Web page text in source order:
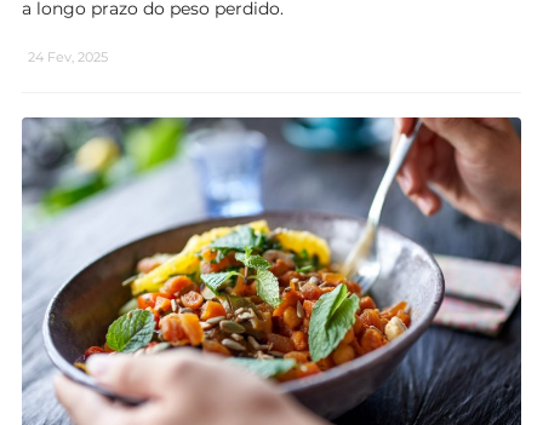
a longo prazo do peso perdido.
24 Fev, 2025